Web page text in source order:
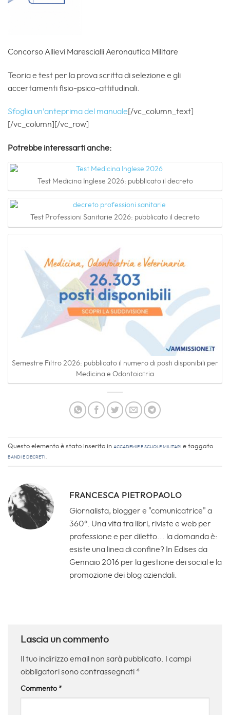
Concorso Allievi Marescialli Aeronautica Militare
Teoria e test per la prova scritta di selezione e gli
accertamenti fisio-psico-attitudinali.
Sfoglia un’anteprima del manuale[/vc_column_text]
[/vc_column][/vc_row]
Potrebbe interessarti anche:
Test Medicina Inglese 2026: pubblicato il decreto
Test Professioni Sanitarie 2026: pubblicato il decreto
Semestre Filtro 2026: pubblicato il numero di posti disponibili per
Medicina e Odontoiatria
Questo elemento è stato inserito in Accademie e scuole militari e taggato
Bandi e Decreti.
FRANCESCA PIETROPAOLO
Giornalista, blogger e "comunicatrice" a
360°. Una vita tra libri, riviste e web per
professione e per diletto... la domanda è:
esiste una linea di confine? In Edises da
Gennaio 2016 per la gestione dei social e la
promozione dei blog aziendali.
Lascia un commento
Il tuo indirizzo email non sarà pubblicato.
I campi
obbligatori sono contrassegnati *
Commento *